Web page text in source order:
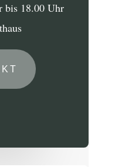
bis 18.00 Uhr